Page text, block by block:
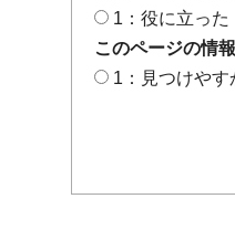
1：役に立った
このページの情
1：見つけやす